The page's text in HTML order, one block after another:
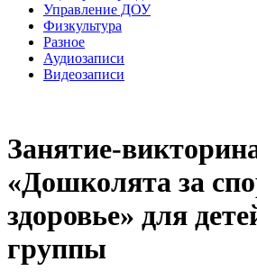
Управление ДОУ
Физкультура
Разное
Аудиозаписи
Видеозаписи
Занятие-
«Дошколята за
здоровье» для
группы